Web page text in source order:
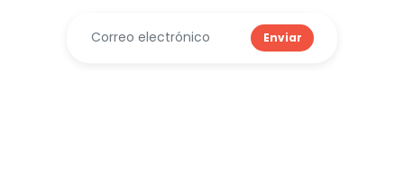
Enviar